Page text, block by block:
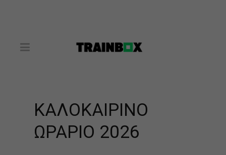
ΚΑΛΟΚΑΙΡΙΝΟ ΩΡΑΡΙΟ
2026
ΚΑΛΟΚΑΙΡΙΝΟ
ΩΡΑΡΙΟ 2026